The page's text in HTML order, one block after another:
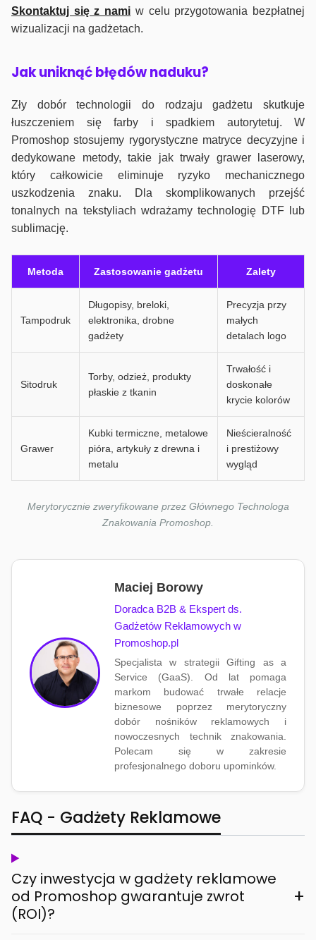
Skontaktuj się z nami w celu przygotowania bezpłatnej
wizualizacji na gadżetach.
Jak uniknąć błędów naduku?
Zły dobór technologii do rodzaju gadżetu skutkuje
łuszczeniem się farby i spadkiem autorytetuj. W
Promoshop stosujemy rygorystyczne matryce decyzyjne i
dedykowane metody, takie jak trwały grawer laserowy,
który całkowicie eliminuje ryzyko mechanicznego
uszkodzenia znaku. Dla skomplikowanych przejść
tonalnych na tekstyliach wdrażamy technologię DTF lub
sublimację.
Metoda Zastosowanie gadżetu Zalety
Tampodruk
Długopisy, breloki,
elektronika, drobne
gadżety
Precyzja przy
małych
detalach logo
Sitodruk
Torby, odzież, produkty
płaskie z tkanin
Trwałość i
doskonałe
krycie kolorów
Grawer
Kubki termiczne, metalowe
pióra, artykuły z drewna i
metalu
Nieścieralność
i prestiżowy
wygląd
Merytorycznie zweryfikowane przez Głównego Technologa
Znakowania Promoshop.
Maciej Borowy
Doradca B2B & Ekspert ds.
Gadżetów Reklamowych w
Promoshop.pl
Specjalista w strategii Gifting as a
Service (GaaS). Od lat pomaga
markom budować trwałe relacje
biznesowe poprzez merytoryczny
dobór nośników reklamowych i
nowoczesnych technik znakowania.
Polecam się w zakresie
profesjonalnego doboru upominków.
FAQ - Gadżety Reklamowe
Czy inwestycja w gadżety reklamowe
od Promoshop gwarantuje zwrot
(ROI)?
+